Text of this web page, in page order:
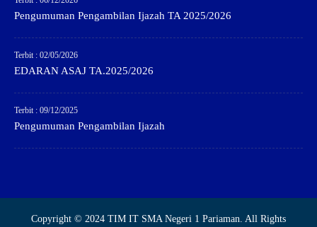
Pengumuman Pengambilan Ijazah TA 2025/2026
Terbit : 02/05/2026
EDARAN ASAJ TA.2025/2026
Terbit : 09/12/2025
Pengumuman Pengambilan Ijazah
Copyright © 2024 TIM IT SMA Negeri 1 Pariaman. All Rights